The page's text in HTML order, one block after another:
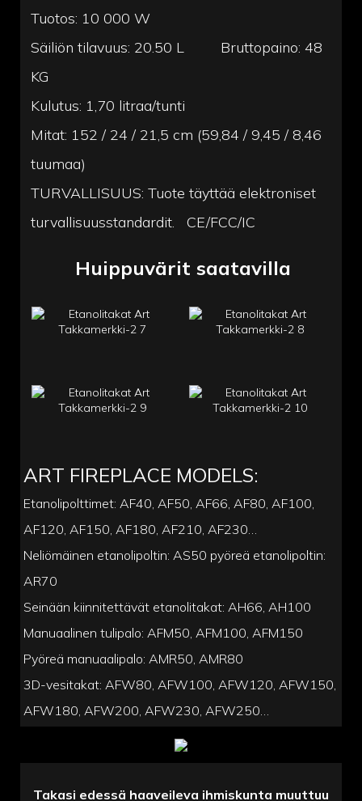
Tuotos: 10 000 W
Säiliön tilavuus: 20.50 L Bruttopaino: 48
KG
Kulutus: 1,70 litraa/tunti
Mitat: 152 / 24 / 21,5 cm (59,84 / 9,45 / 8,46
tuumaa)
TURVALLISUUS: Tuote täyttää elektroniset
turvallisuusstandardit. CE/FCC/IC
Huippuvärit saatavilla
ART FIREPLACE MODELS:
Etanolipolttimet: AF40, AF50, AF66, AF80, AF100,
AF120, AF150, AF180, AF210, AF230…
Neliömäinen etanolipoltin: AS50 pyöreä etanolipoltin:
AR70
Seinään kiinnitettävät etanolitakat: AH66, AH100
Manuaalinen tulipalo: AFM50, AFM100, AFM150
Pyöreä manuaalipalo: AMR50, AMR80
3D-vesitakat: AFW80, AFW100, AFW120, AFW150,
AFW180, AFW200, AFW230, AFW250…
Takasi edessä haaveileva ihmiskunta muuttuu